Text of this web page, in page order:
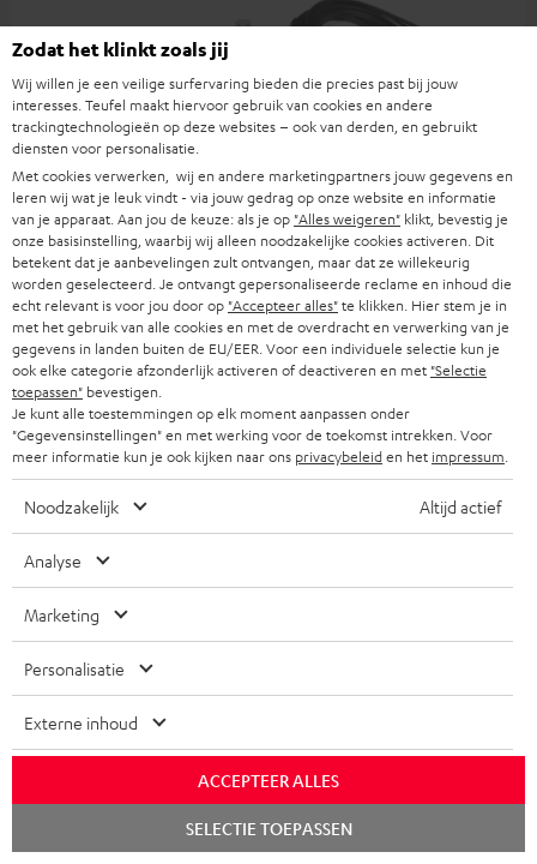
YAMAHA CD-S303
Kwaliteits cd-speler met
indrukwekkend geluid en
hoogwaardige afwerking
€ 379, 00
Stereo-Cinch-Kabel 3.0m -
C7030A
Verbindingskabel cinch
stereo 0,5 m
€ 12,99
Inhoud levering
Teufel STEREO L
1 × Teufel STEREO L - Passieve speaker (stk) – Wit
1 × Teufel STEREO L - Actieve speaker (stk.) – Wit
Zodat het klinkt zoals jij
Wij willen je een veilige surfervaring bieden die precies past bij jouw
interesses. Teufel maakt hiervoor gebruik van cookies en andere
trackingtechnologieën op deze websites – ook van derden, en gebruikt
diensten voor personalisatie.
Met cookies verwerken, wij en andere marketingpartners jouw gegevens en
leren wij wat je leuk vindt - via jouw gedrag op onze website en informatie
van je apparaat. Aan jou de keuze: als je op "Alles weigeren" klikt, bevestig je
onze basisinstelling, waarbij wij alleen noodzakelijke cookies activeren. Dit
betekent dat je aanbevelingen zult ontvangen, maar dat ze willekeurig
worden geselecteerd. Je ontvangt gepersonaliseerde reclame en inhoud die
echt relevant is voor jou door op "Accepteer alles"te klikken. Hier stem je in
met het gebruik van alle cookies en met de overdracht en verwerking van je
gegevens in landen buiten de EU/EER. Voor een individuele selectie kun je
ook elke categorie afzonderlijk activeren of deactiveren en met "Selectie
toepassen" bevestigen.
Je kunt alle toestemmingen op elk moment aanpassen onder
"Gegevensinstellingen" en met werking voor de toekomst intrekken. Voor
meer informatie kun je ook kijken naar ons privacybeleiden het impressum
Noodzakelijk Altijd actief
Analyse
Marketing
Personalisatie
Externe inhoud
ACCEPTEER ALLES
SELECTIE TOEPASSEN